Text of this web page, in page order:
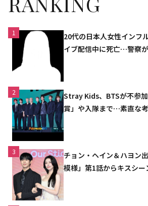
1
20代の日本人女性インフ
イブ配信中に死亡…警察
2
Stray Kids、BTSが不参
賞」や入隊まで…素直な
3
チョン・ヘイン＆ハヨン
模様」第1話からキスシ